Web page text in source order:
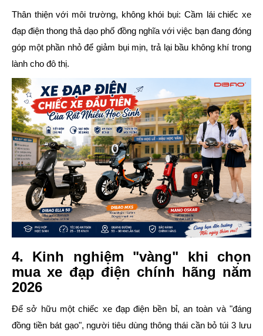
Thân thiện với môi trường, không khói bụi: Cầm lái chiếc xe
đạp điện thong thả dạo phố đồng nghĩa với việc bạn đang đóng
góp một phần nhỏ để giảm bụi mịn, trả lại bầu không khí trong
lành cho đô thị.
4. Kinh nghiệm "vàng" khi chọn
mua xe đạp điện chính hãng năm
2026
Để sở hữu một chiếc xe đạp điện bền bỉ, an toàn và "đáng
đồng tiền bát gạo", người tiêu dùng thông thái cần bỏ túi 3 lưu